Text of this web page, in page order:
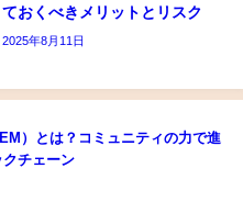
ておくべきメリットとリスク
2025年8月11日
）とは？コミュニティの力で進
チェーン